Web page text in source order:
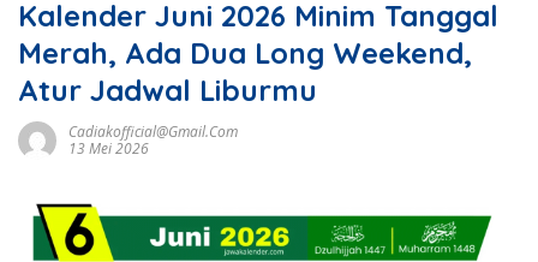
Kalender Juni 2026 Minim Tanggal
Merah, Ada Dua Long Weekend,
Atur Jadwal Liburmu
Cadiakofficial@gmail.com
13 Mei 2026